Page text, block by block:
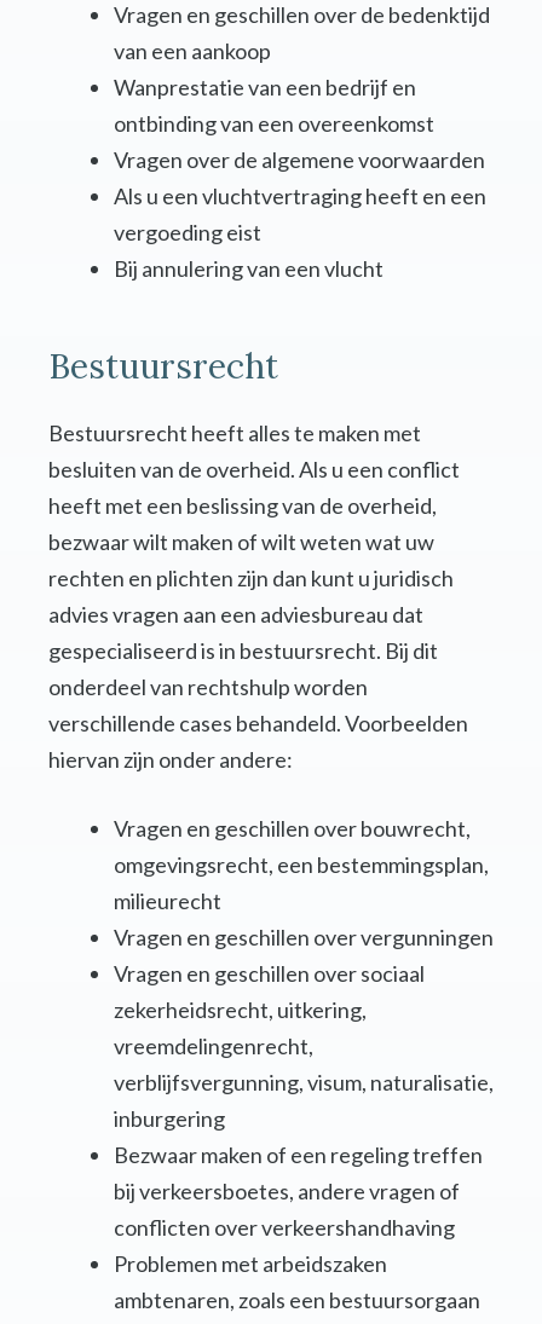
Vragen en geschillen over de bedenktijd
van een aankoop
Wanprestatie van een bedrijf en
ontbinding van een overeenkomst
Vragen over de algemene voorwaarden
Als u een vluchtvertraging heeft en een
vergoeding eist
Bij annulering van een vlucht
Bestuursrecht
Bestuursrecht heeft alles te maken met
besluiten van de overheid. Als u een conflict
heeft met een beslissing van de overheid,
bezwaar wilt maken of wilt weten wat uw
rechten en plichten zijn dan kunt u juridisch
advies vragen aan een adviesbureau dat
gespecialiseerd is in bestuursrecht. Bij dit
onderdeel van rechtshulp worden
verschillende cases behandeld. Voorbeelden
hiervan zijn onder andere:
Vragen en geschillen over bouwrecht,
omgevingsrecht, een bestemmingsplan,
milieurecht
Vragen en geschillen over vergunningen
Vragen en geschillen over sociaal
zekerheidsrecht, uitkering,
vreemdelingenrecht,
verblijfsvergunning, visum, naturalisatie,
inburgering
Bezwaar maken of een regeling treffen
bij verkeersboetes, andere vragen of
conflicten over verkeershandhaving
Problemen met arbeidszaken
ambtenaren, zoals een bestuursorgaan